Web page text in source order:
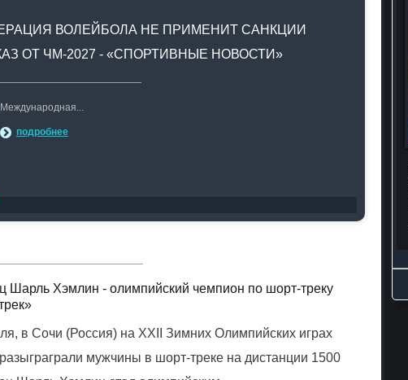
ВОЛЕЙБОЛА НЕ ПРИМЕНИТ САНКЦИИ
ОТ ЧМ-2027 - «СПОРТИВНЫЕ НОВОСТИ»
Международная...
подробнее
Шарль Хэмлин - олимпийский чемпион по шорт-треку
в Сочи (Россия) на XXII Зимних Олимпийских играх
мужчины в шорт-треке на дистанции 1500